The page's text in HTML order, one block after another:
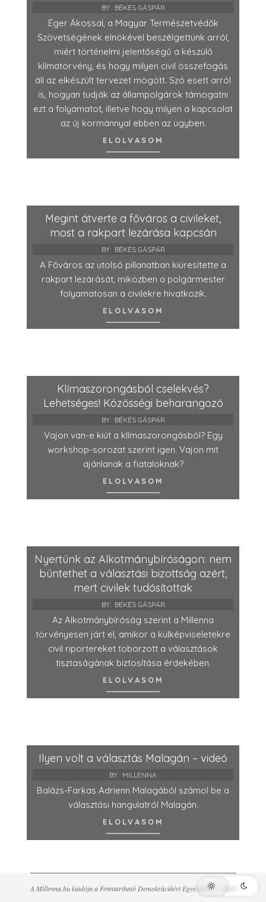
BY: BÉKÉS GÁSPÁR
Éger Ákossal, a Magyar Természetvédők
Szövetségének elnökével beszélgettünk arról,
miért történelmi jelentőségű a készülő
klímatörvény, és hogy milyen civil összefogás
áll az elkészült tervezet mögött. Szó esett arról
is, hogyan tudják az állampolgárok támogatni
ezt a folyamatot, illetve hogy milyen a kapcsolat
az új kormánnyal ebben az ügyben.
ELOLVASOM
Megint átverte a főváros a civileket,
most a rakpart lezárása kapcsán
BY: BÉKÉS GÁSPÁR
A Főváros az utolsó pillanatban kiüresítette a
rakpart lezárását, miközben a polgármester
folyamatosan a civilekre hivatkozik.
ELOLVASOM
Klímaszorongásból cselekvés?
Lehetséges! Közösségi beharangozó
BY: BÉKÉS GÁSPÁR
Vajon van-e kiút a klímaszorongásból? Egy
workshop-sorozat szerint igen. Vajon mit
ajánlanak a fiataloknak?
ELOLVASOM
Nyertünk az Alkotmánybíróságon: nem
büntethet a választási bizottság azért,
mert civilek tudósítottak
BY: BÉKÉS GÁSPÁR
Az Alkotmánybíróság szerint a Millenna
törvényesen járt el, amikor a külképviseletekre
civil riportereket toborzott a választások
tisztaságának biztosítása érdekében.
ELOLVASOM
Ilyen volt a választás Malagán – videó
BY: MILLENNA
Balázs-Farkas Adrienn Malagából számol be a
választási hangulatról Malagán.
ELOLVASOM
A Millenna.hu kiadója a Fenntartható Demokráciáért Egyesület © - 2026